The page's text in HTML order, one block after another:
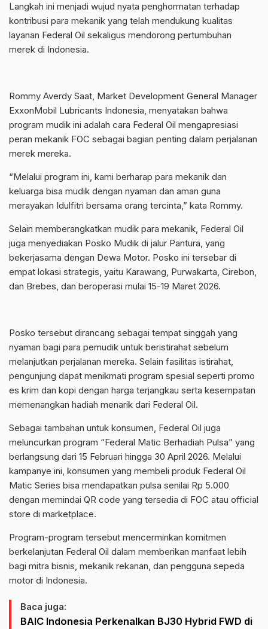
Langkah ini menjadi wujud nyata penghormatan terhadap
kontribusi para mekanik yang telah mendukung kualitas
layanan Federal Oil sekaligus mendorong pertumbuhan
merek di Indonesia.
Rommy Averdy Saat, Market Development General Manager
ExxonMobil Lubricants Indonesia, menyatakan bahwa
program mudik ini adalah cara Federal Oil mengapresiasi
peran mekanik FOC sebagai bagian penting dalam perjalanan
merek mereka.
“Melalui program ini, kami berharap para mekanik dan
keluarga bisa mudik dengan nyaman dan aman guna
merayakan Idulfitri bersama orang tercinta,” kata Rommy.
Selain memberangkatkan mudik para mekanik, Federal Oil
juga menyediakan Posko Mudik di jalur Pantura, yang
bekerjasama dengan Dewa Motor. Posko ini tersebar di
empat lokasi strategis, yaitu Karawang, Purwakarta, Cirebon,
dan Brebes, dan beroperasi mulai 15-19 Maret 2026.
Posko tersebut dirancang sebagai tempat singgah yang
nyaman bagi para pemudik untuk beristirahat sebelum
melanjutkan perjalanan mereka. Selain fasilitas istirahat,
pengunjung dapat menikmati program spesial seperti promo
es krim dan kopi dengan harga terjangkau serta kesempatan
memenangkan hadiah menarik dari Federal Oil.
Sebagai tambahan untuk konsumen, Federal Oil juga
meluncurkan program “Federal Matic Berhadiah Pulsa” yang
berlangsung dari 15 Februari hingga 30 April 2026. Melalui
kampanye ini, konsumen yang membeli produk Federal Oil
Matic Series bisa mendapatkan pulsa senilai Rp 5.000
dengan memindai QR code yang tersedia di FOC atau official
store di marketplace.
Program-program tersebut mencerminkan komitmen
berkelanjutan Federal Oil dalam memberikan manfaat lebih
bagi mitra bisnis, mekanik rekanan, dan pengguna sepeda
motor di Indonesia.
Baca juga:
BAIC Indonesia Perkenalkan BJ30 Hybrid FWD di